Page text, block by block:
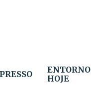
ENTORNO
HOJE